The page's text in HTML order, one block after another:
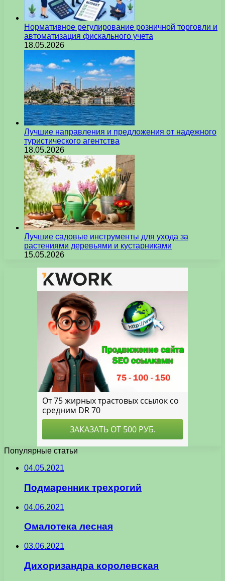
Нормативное регулирование розничной торговли и
автоматизация фискального учета
18.05.2026
Лучшие направления и предложения от надежного
туристического агентства
18.05.2026
Лучшие садовые инструменты для ухода за
растениями деревьями и кустарниками
15.05.2026
Популярные статьи
04.05.2021
Подмаренник трехрогий
04.06.2021
Омалотека лесная
03.06.2021
Дихоризандра королевская